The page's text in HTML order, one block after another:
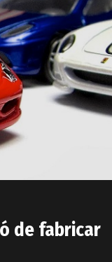
de fabricar